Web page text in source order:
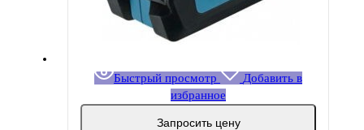
Быстрый просмотр
Добавить в
избранное
Запросить цену